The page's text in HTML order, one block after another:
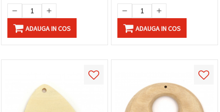
ADAUGA IN COS ADAUGA IN COS